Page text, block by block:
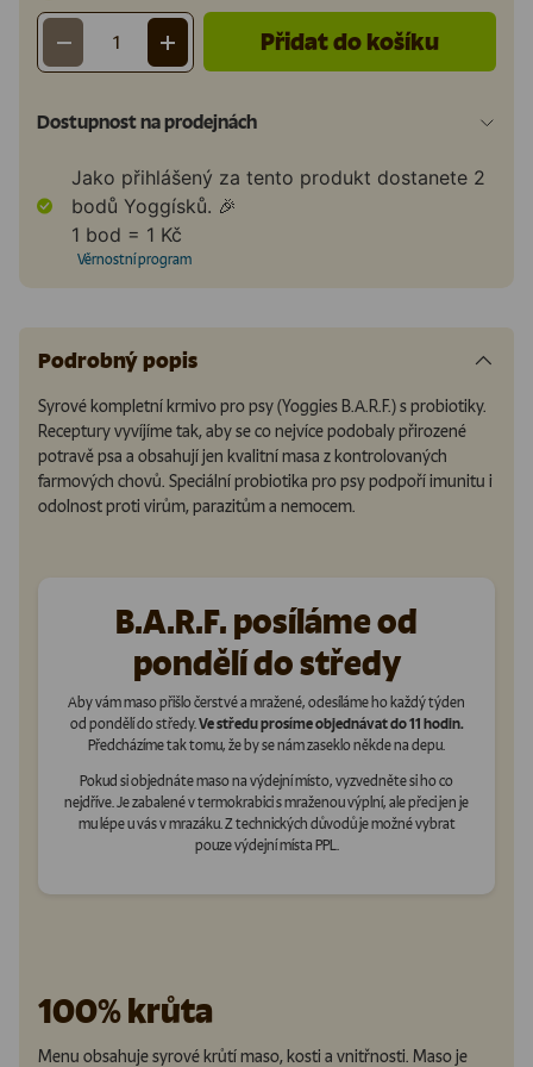
Množství
- + Přidat do košíku
Dostupnost na prodejnách
Jako přihlášený za tento produkt dostanete 2
bodů Yoggísků. 🎉
1 bod = 1 Kč
Věrnostní program
Podrobný popis
Syrové kompletní krmivo pro psy (Yoggies B.A.R.F.) s probiotiky.
Receptury vyvíjíme tak, aby se co nejvíce podobaly přirozené
potravě psa a obsahují jen kvalitní masa z kontrolovaných
farmových chovů. Speciální probiotika pro psy podpoří imunitu i
odolnost proti virům, parazitům a nemocem.
B.A.R.F. posíláme od
pondělí do středy
Aby vám maso přišlo čerstvé a mražené, odesíláme ho každý týden
od pondělí do středy.Ve středu prosíme objednávat do 11 hodin.
Předcházíme tak tomu, že by se nám zaseklo někde na depu.
Pokud si objednáte maso na výdejní místo, vyzvedněte si ho co
nejdříve. Je zabalené v termokrabici s mraženou výplní, ale přeci jen je
mu lépe u vás v mrazáku. Z technických důvodů je možné vybrat
pouze výdejní místa PPL.
100% krůta
Menu obsahuje syrové krůtí maso, kosti a vnitřnosti. Maso je